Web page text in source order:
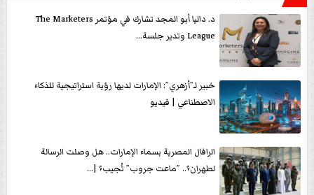
د. داليا أبو المجد تشارك في مؤتمر The Marketers
League وتدير جلسة...
خبير لـ”أزهري”: الإمارات لديها رؤية استراتيجية للذكاء
الاصطناعي | فيديو
الرافال المصرية بسماء الإمارات.. هل وصلت الرسالة
لطهران؟.. ”ماعت جروب” تُجيب؟ |...